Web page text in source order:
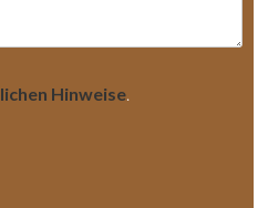
Hinweise.